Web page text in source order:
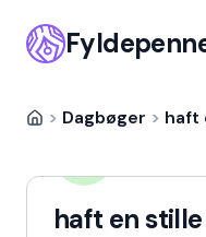
> Dagbøger > haft
haft en